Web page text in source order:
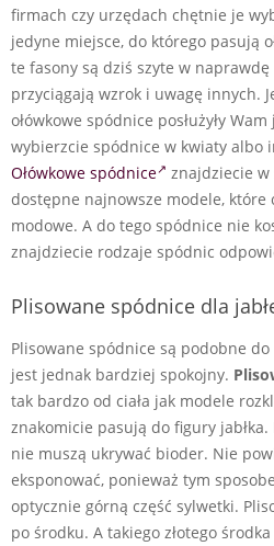
firmach czy urzędach chętnie je
jedyne miejsce, do którego pasują
te fasony są dziś szyte w
przyciągają wzrok i uwagę innych.
ołówkowe spódnice posłużyły
wybierzcie spódnice w kwiaty albo
Ołówkowe spódnice
znajdziecie w
dostępne najnowsze modele, które
modowe. A do tego spódnice nie
znajdziecie rodzaje spódnic
Plisowane spódnice dla
Plisowane spódnice są podobne
jest jednak bardziej spokojny.
tak bardzo od ciała jak modele
znakomicie pasują do figury
nie muszą ukrywać bioder. Nie
eksponować, ponieważ tym
optycznie górną część sylwetki.
po środku. A takiego złotego